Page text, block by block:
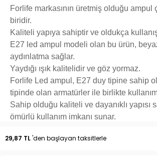
Forlife markasının üretmiş olduğu ampul
biridir.
Kaliteli yapıya sahiptir ve oldukça
E27 led ampul modeli olan bu ürün,
aydınlatma sağlar.
Yaydığı ışık kalitelidir ve göz yormaz.
Forlife Led ampul, E27 duy tipine sahip
tipinde olan armatürler ile birlikte
Sahip olduğu kaliteli ve dayanıklı yapısı
ömürlü kullanım imkanı sunar.
29,87 TL'den başlayan taksitlerle